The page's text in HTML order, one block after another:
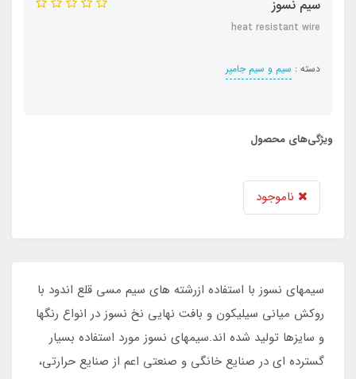
سیم‌ نسوز
heat resistant wire
دسته : سیم و سیم جامپر
ویژگی‌های محصول
ناموجود
‎سیمهای نسوز با استفاده ازرشته های سیم مسی قلع اندود با
روکش میانی سیلیکون و بافت نهایی نخ نسوز در انواع رنگها
و سایزها تولید شده اند.سیمهای نسوز مورد استفاده بسیار
گسترده ای در صنایع خانگی و صنعتی اعم از صنایع حرارتی،